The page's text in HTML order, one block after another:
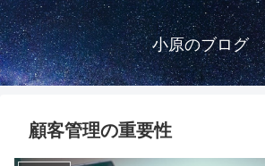
小原のブログ
顧客管理の重要性